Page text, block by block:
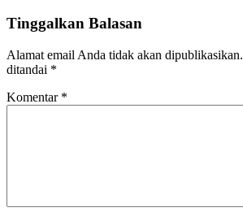
Tinggalkan Balasan
Alamat email Anda tidak akan dipublikasikan.
ditandai *
Komentar *